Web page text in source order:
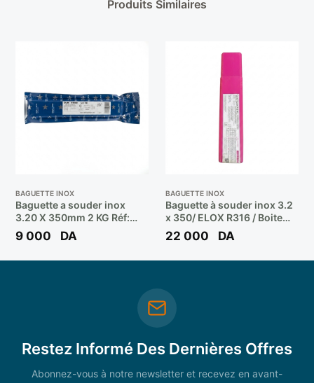
Produits Similaires
BAGUETTE INOX
Baguette a souder inox
3.20 X 350mm 2 KG Réf:
E309 L** EUROTROD
9 000 DA
BAGUETTE INOX
Baguette à souder inox 3.2
x 350/ ELOX R316 / Boite
4.5 KG ** GEKA
22 000 DA
Restez Informé Des Dernières Offres
Abonnez-vous à notre newsletter et recevez en avant-